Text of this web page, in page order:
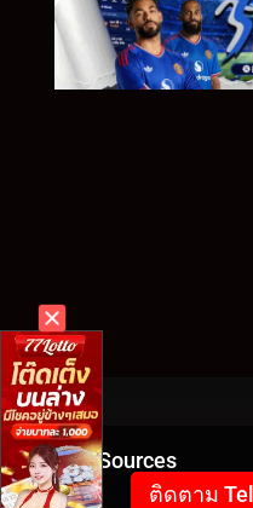
Video Sources
ติดตาม